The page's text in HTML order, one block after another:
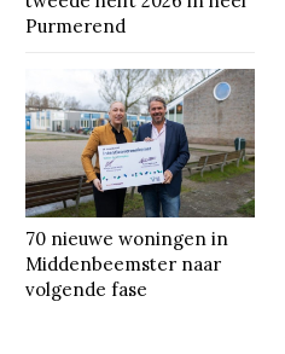
Purmerend
70 nieuwe woningen in
Middenbeemster naar
volgende fase